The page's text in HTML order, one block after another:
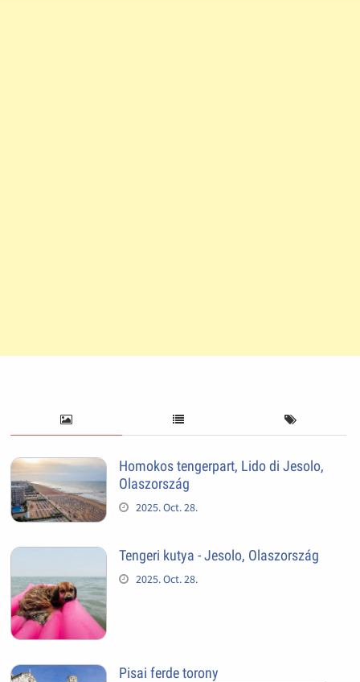
Homokos tengerpart, Lido di Jesolo,
Olaszország
2025. Oct. 28.
Tengeri kutya - Jesolo, Olaszország
2025. Oct. 28.
Pisai ferde torony